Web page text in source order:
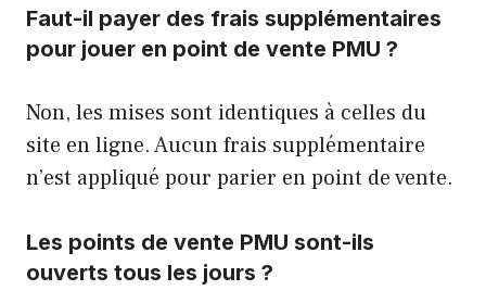
Faut-il payer des frais supplémentaires
pour jouer en point de vente PMU ?
Non, les mises sont identiques à celles du
site en ligne. Aucun frais supplémentaire
n’est appliqué pour parier en point de vente.
Les points de vente PMU sont-ils
ouverts tous les jours ?